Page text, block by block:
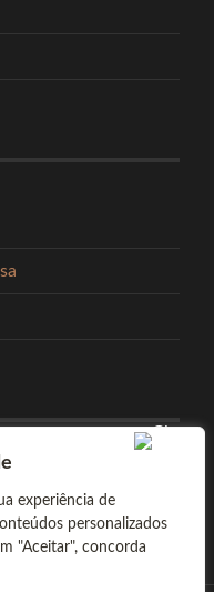
experiência de
personalizados
"Aceitar", concorda